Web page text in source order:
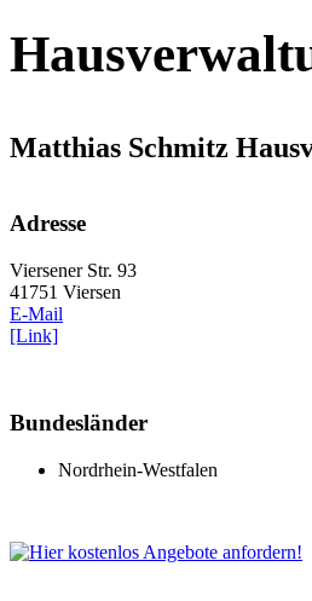
Matthias Schmitz
Adresse
Viersener Str. 93
41751 Viersen
E-Mail
[Link]
Bundesländer
Nordrhein-Westfalen